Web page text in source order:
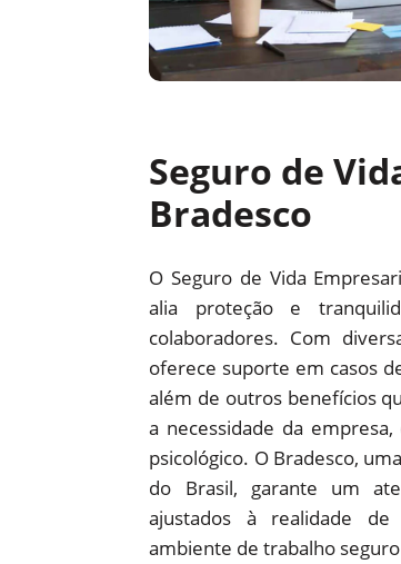
Seguro de
Bradesco
O Seguro de Vida
alia proteção e
colaboradores. Com
oferece suporte em casos
além de outros benefícios
a necessidade da
psicológico. O Bradesco,
do Brasil, garante um
ajustados à realidade
ambiente de trabalho